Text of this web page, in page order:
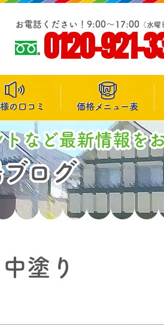
お電話ください！9:00～17:00 （水曜
0120-921-
の口コミ 価格メニュー表
など最新情報を
ログ
塗り